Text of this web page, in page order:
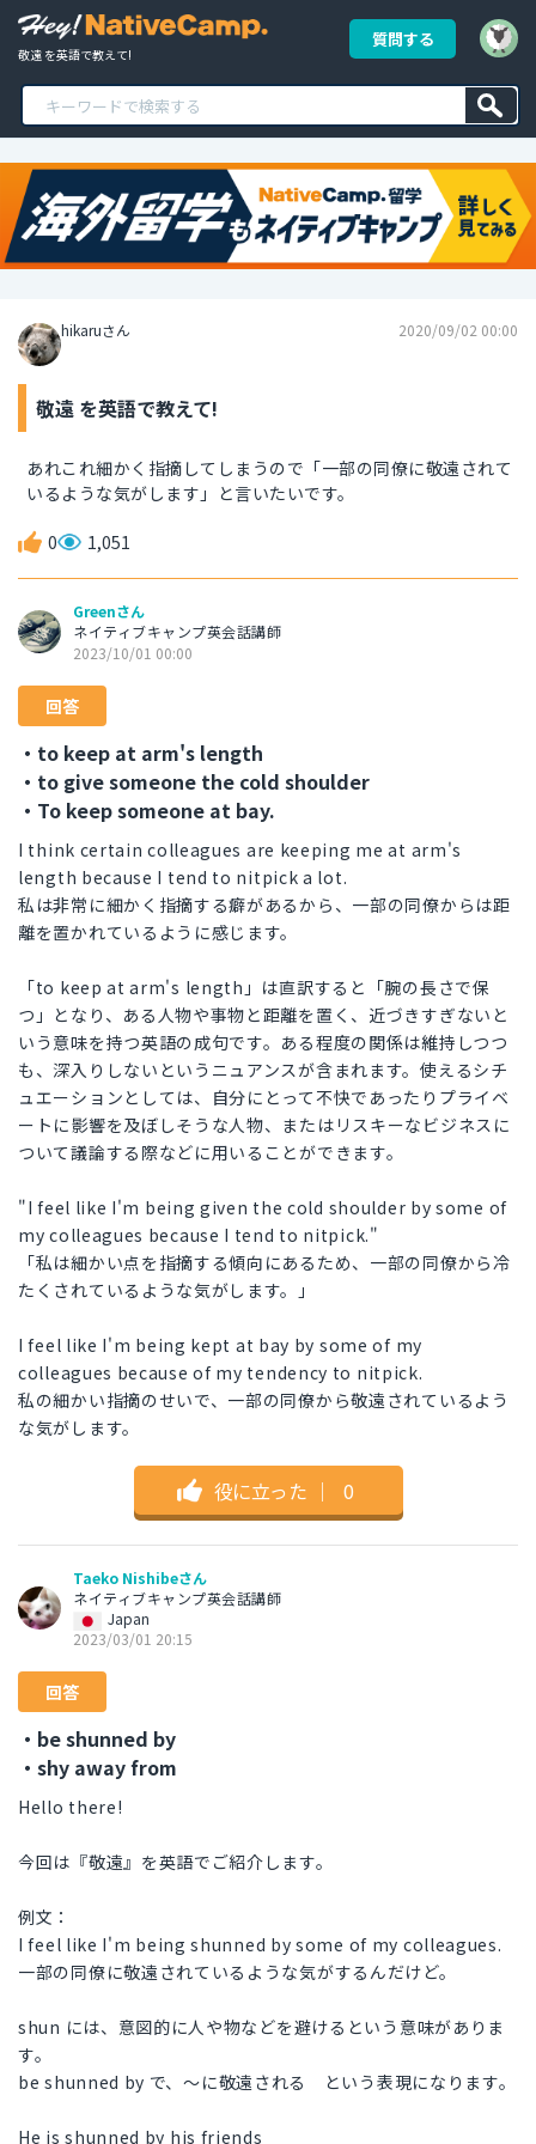
敬遠 を英語で教えて!
質問する
hikaruさん 2020/09/02 00:00
敬遠 を英語で教えて!
あれこれ細かく指摘してしまうので「一部の同僚に敬遠されて
いるような気がします」と言いたいです。
0 1,051
Greenさん
ネイティブキャンプ英会話講師
2023/10/01 00:00
回答
・to keep at arm's length
・to give someone the cold shoulder
・To keep someone at bay.
I think certain colleagues are keeping me at arm's
length because I tend to nitpick a lot.
私は非常に細かく指摘する癖があるから、一部の同僚からは距
離を置かれているように感じます。
「to keep at arm's length」は直訳すると「腕の長さで保
つ」となり、ある人物や事物と距離を置く、近づきすぎないと
いう意味を持つ英語の成句です。ある程度の関係は維持しつつ
も、深入りしないというニュアンスが含まれます。使えるシチ
ュエーションとしては、自分にとって不快であったりプライベ
ートに影響を及ぼしそうな人物、またはリスキーなビジネスに
ついて議論する際などに用いることができます。
"I feel like I'm being given the cold shoulder by some of
my colleagues because I tend to nitpick."
「私は細かい点を指摘する傾向にあるため、一部の同僚から冷
たくされているような気がします。」
I feel like I'm being kept at bay by some of my
colleagues because of my tendency to nitpick.
私の細かい指摘のせいで、一部の同僚から敬遠されているよう
な気がします。
役に立った ｜ 0
Taeko Nishibeさん
ネイティブキャンプ英会話講師
Japan
2023/03/01 20:15
回答
・be shunned by
・shy away from
Hello there!
今回は『敬遠』を英語でご紹介します。
例文：
I feel like I'm being shunned by some of my colleagues.
一部の同僚に敬遠されているような気がするんだけど。
shun には、意図的に人や物などを避けるという意味がありま
す。
be shunned by で、～に敬遠される という表現になります。
He is shunned by his friends